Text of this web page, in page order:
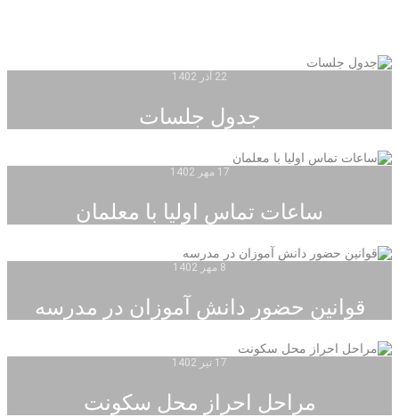
22 آذر 1402
جدول جلسات
17 مهر 1402
ساعات تماس اولیا با معلمان
8 مهر 1402
قوانین حضور دانش آموزان در مدرسه
17 تیر 1402
مراحل احراز محل سکونت